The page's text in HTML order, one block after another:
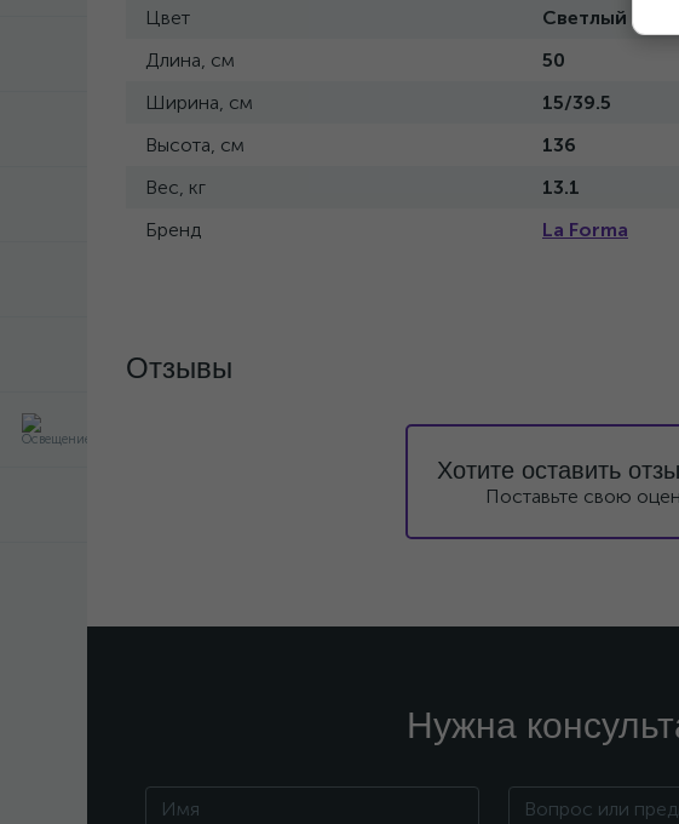
Цвет Светлый
Длина, см 50
Ширина, см 15/39.5
Высота, см 136
Вес, кг 13.1
Бренд La Forma
Отзывы
Хотите оставить
Поставьте свою
Нужна